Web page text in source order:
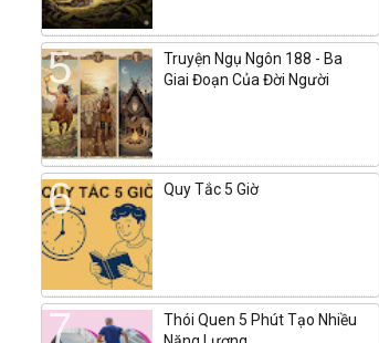
Truyện Ngụ Ngôn 188 - Ba
Giai Đoạn Của Đời Người
Quy Tắc 5 Giờ
Thói Quen 5 Phút Tạo Nhiều